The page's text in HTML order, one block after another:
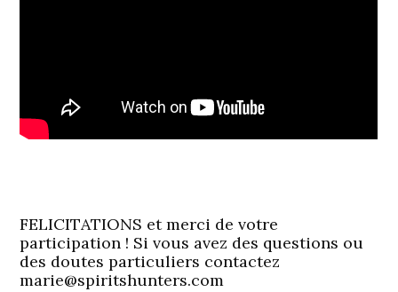
FELICITATIONS et merci de votre
participation ! Si vous avez des questions ou
des doutes particuliers contactez
marie@spiritshunters.com